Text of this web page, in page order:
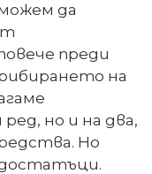
да
преди
на
но и на два,
Но